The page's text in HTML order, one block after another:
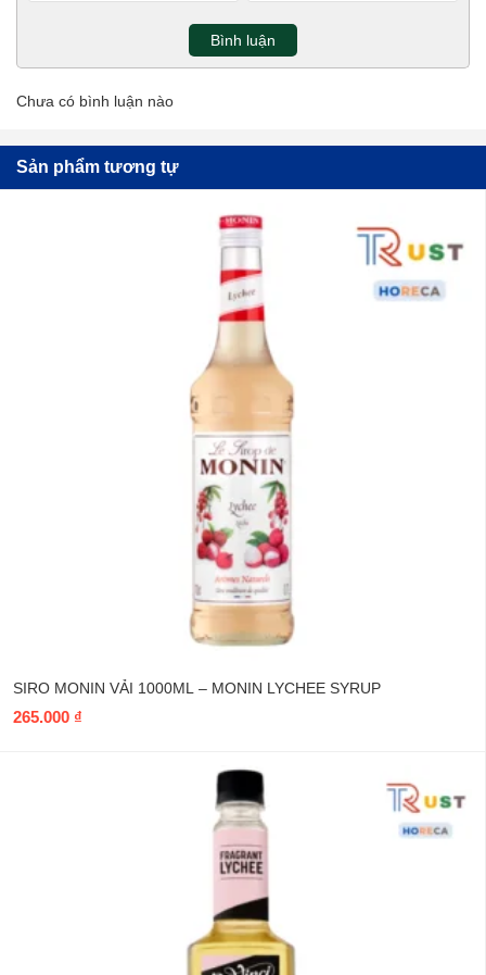
Bình luận
Chưa có bình luận nào
Sản phẩm tương tự
SIRO MONIN VẢI 1000ML – MONIN LYCHEE SYRUP
265.000 ₫